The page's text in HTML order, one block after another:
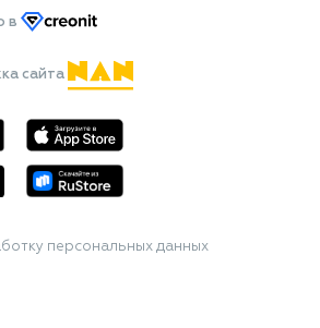
в
сайта
персональных данных